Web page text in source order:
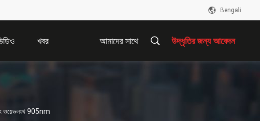
Bengali
খবর আমাদের সাথে উদ্ধৃতির জন্য আবেদন
ওয়েভলংথ 905nm